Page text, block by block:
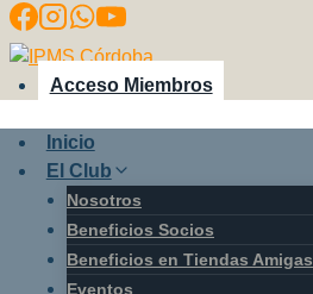
Saltar
al
contenido
Acceso Miembros
Inicio
El Club
Nosotros
Beneficios Socios
Beneficios en Tiendas Amigas
Eventos